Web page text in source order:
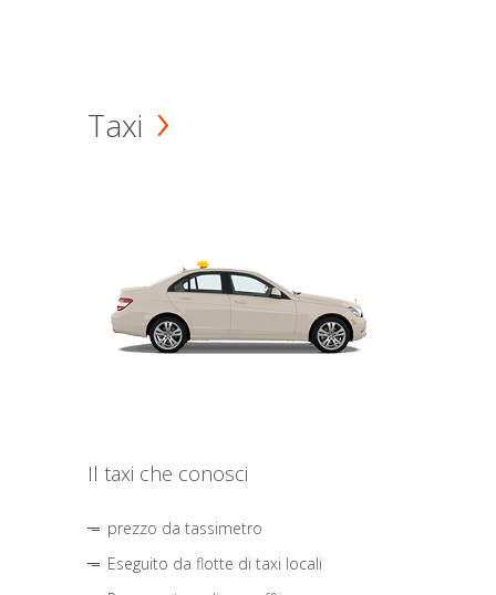
Taxi
Il taxi che conosci
prezzo da tassimetro
Eseguito da flotte di taxi locali